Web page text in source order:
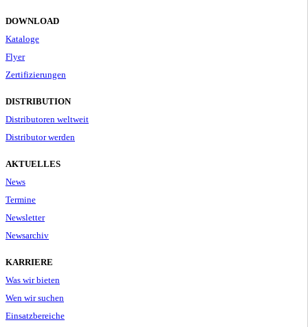
DOWNLOAD
Kataloge
Flyer
Zertifizierungen
DISTRIBUTION
Distributoren weltweit
Distributor werden
AKTUELLES
News
Termine
Newsletter
Newsarchiv
KARRIERE
Was wir bieten
Wen wir suchen
Einsatzbereiche